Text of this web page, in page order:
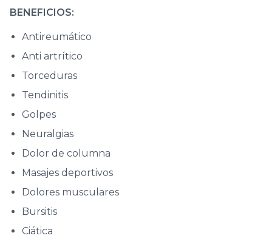
BENEFICIOS:
Antireumático
Anti artrítico
Torceduras
Tendinitis
Golpes
Neuralgias
Dolor de columna
Masajes deportivos
Dolores musculares
Bursitis
Ciática